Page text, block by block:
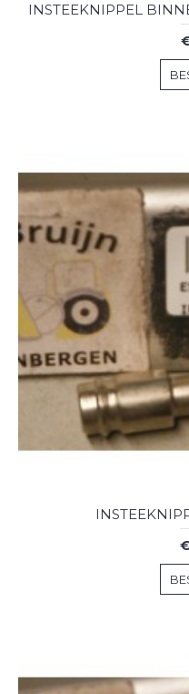
INSTEEKNIPPEL